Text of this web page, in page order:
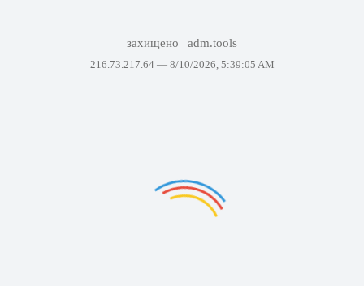
захищено adm.tools
216.73.217.64 — 8/10/2026, 5:39:05 AM